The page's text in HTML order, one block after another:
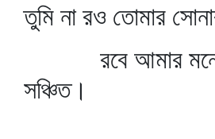
তুমি না রও তোমার
রবে আমার
সঞ্চিত।